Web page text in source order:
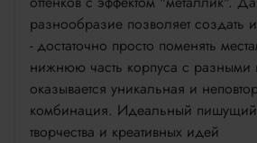
разнообразие позволяет создать
- достаточно просто поменять
нижнюю часть корпуса с разными
оказывается уникальная и
комбинация. Идеальный пишущий
творчества и креативных идей